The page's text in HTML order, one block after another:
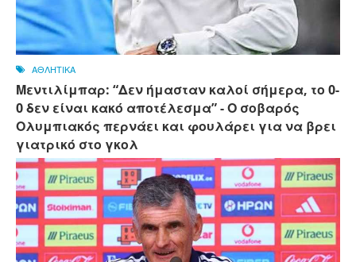
ΑΘΛΗΤΙΚΑ
Μεντιλίμπαρ: “Δεν ήμασταν καλοί σήμερα, το 0-
0 δεν είναι κακό αποτέλεσμα” - Ο σοβαρός
Ολυμπιακός περνάει και φουλάρει για να βρει
γιατρικό στο γκολ